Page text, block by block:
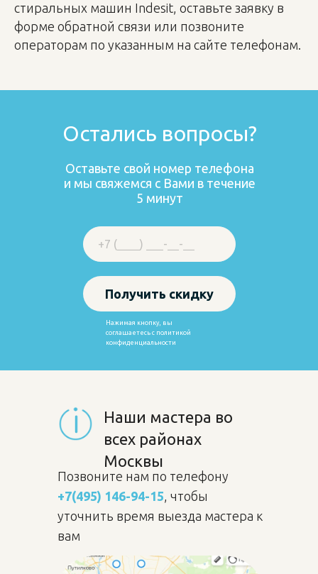
стиральных машин Indesit, оставьте заявку в
форме обратной связи или позвоните
операторам по указанным на сайте телефонам.
Получить скидку
Нажимая кнопку, вы
соглашаетесь с политикой
конфиденциальности
Остались вопросы?
Оставьте свой номер телефона
и мы свяжемся с Вами в течение
5 минут
Позвоните нам по телефону
+7(495) 146-94-15, чтобы
уточнить время выезда мастера к
вам
Наши мастера во
всех районах
Москвы